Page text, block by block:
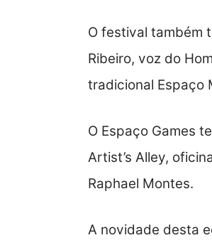
O festival também
Ribeiro, voz do
tradicional Espaço
O Espaço Games
Artist’s Alley,
Raphael Montes.
A novidade desta